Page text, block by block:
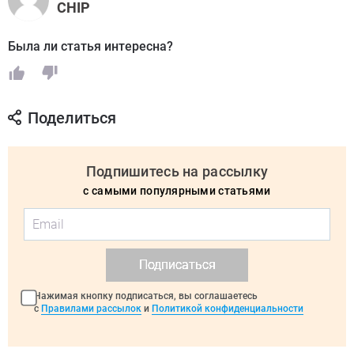
CHIP
Была ли статья интересна?
Поделиться
Подпишитесь на рассылку
с самыми популярными статьями
Подписаться
Нажимая кнопку подписаться, вы соглашаетесь
с Правилами рассылок и Политикой конфиденциальности